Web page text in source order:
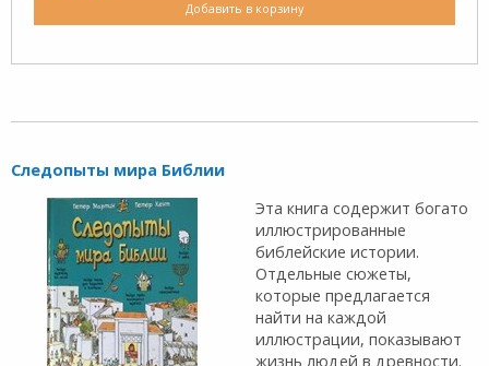
Добавить в корзину
Следопыты мира Библии
Эта книга содержит богато
иллюстрированные
библейские истории.
Отдельные сюжеты,
которые предлагается
найти на каждой
иллюстрации, показывают
жизнь людей в древности.